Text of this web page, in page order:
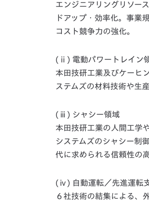
エンジニアリングリソー
ドアップ・効率化。事業
コスト競争力の強化。
(ⅱ) 電動パワートレイン
本田技研工業及びケーヒ
ステムズの材料技術や生
(ⅲ) シャシー領域
本田技研工業の人間工学
システムズのシャシー制
代に求められる信頼性の
(ⅳ) 自動運転／先進運転
６社技術の結集による、